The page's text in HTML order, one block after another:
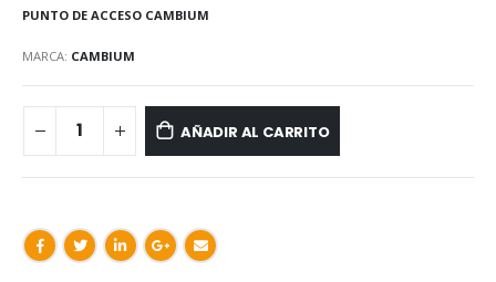
PUNTO DE ACCESO CAMBIUM
MARCA: CAMBIUM
AÑADIR AL CARRITO